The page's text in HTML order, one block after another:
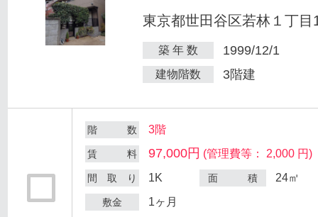
東京都世田谷区若林１丁目
築 年 数 1999/12/1
建物階数 3階建
階 数 3階
賃 料 97,000円 (管理費等： 2,000 円)
間 取 り 1K 面 積 24㎡
敷金 1ヶ月